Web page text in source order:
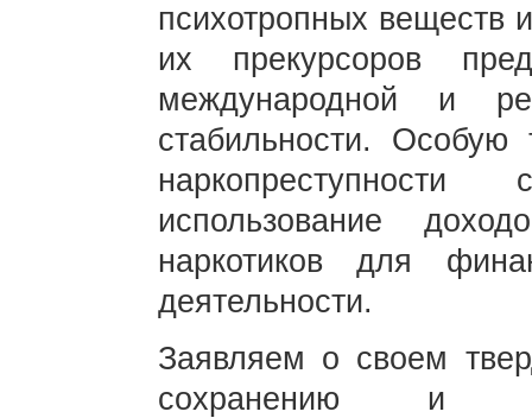
психотропных веществ
их прекурсоров
международной и
стабильности. Особую
использование
наркотиков для
деятельности.
Заявляем о своем
сохранению и